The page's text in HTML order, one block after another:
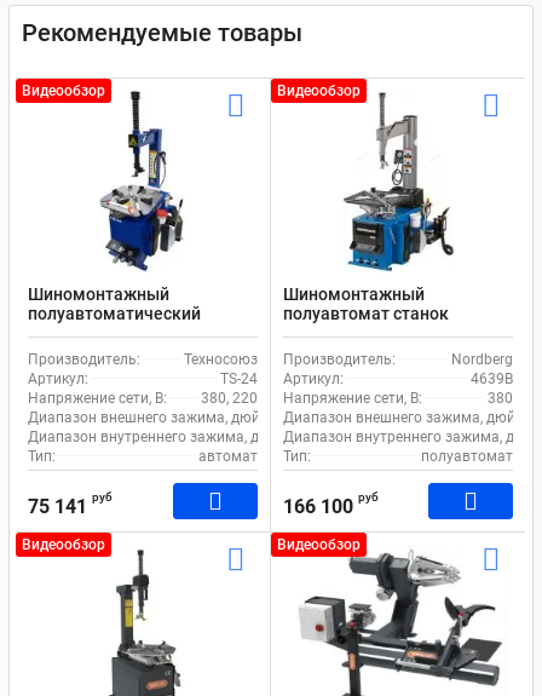
Рекомендуемые товары
Видеообзор
Шиномонтажный
полуавтоматический
станок EQFS TS-24 для
легкового транспорта
Производитель:
Техносоюз
Артикул:
TS-24
Напряжение сети, В:
380, 220
Диапазон внешнего зажима, дюйм:
11-21
Диапазон внутреннего зажима, дюйм: 12-24
Тип:
автомат
75 141 руб
Видеообзор
Шиномонтажный
полуавтомат станок
Nordberg 4639B для
легкового и коммерческого
транспорта
Производитель:
Nordberg
Артикул:
4639B
Напряжение сети, В:
380
Диапазон внешнего зажима, дюйм:
Диапазон внутреннего зажима,
Тип:
полуавтомат
166 100 руб
Видеообзор Видеообзор